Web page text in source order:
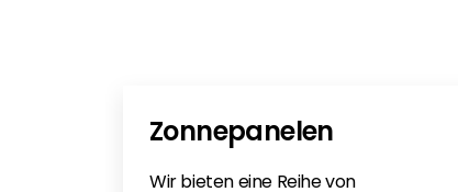
Zonnepanelen
Wir bieten eine Reihe von